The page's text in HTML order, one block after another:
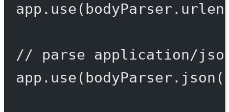
app. use(bodyParser.
// parse application/
app. use(bodyParser. json